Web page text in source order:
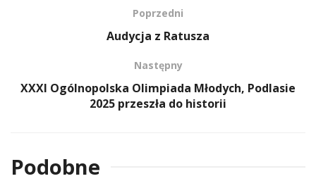
Poprzedni
Audycja z Ratusza
Następny
XXXI Ogólnopolska Olimpiada Młodych, Podlasie
2025 przeszła do historii
Podobne